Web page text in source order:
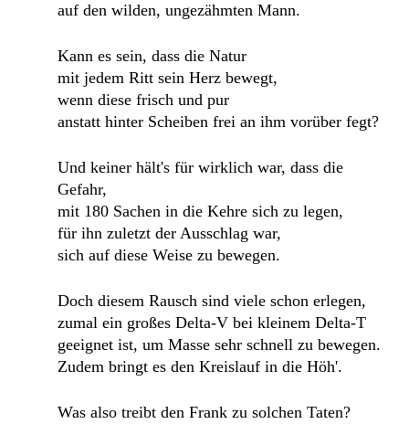
auf den wilden, ungezähmten Mann.
Kann es sein, dass die Natur
mit jedem Ritt sein Herz bewegt,
wenn diese frisch und pur
anstatt hinter Scheiben frei an ihm vorüber fegt?
Und keiner hält's für wirklich war, dass die
Gefahr,
mit 180 Sachen in die Kehre sich zu legen,
für ihn zuletzt der Ausschlag war,
sich auf diese Weise zu bewegen.
Doch diesem Rausch sind viele schon erlegen,
zumal ein großes Delta-V bei kleinem Delta-T
geeignet ist, um Masse sehr schnell zu bewegen.
Zudem bringt es den Kreislauf in die Höh'.
Was also treibt den Frank zu solchen Taten?